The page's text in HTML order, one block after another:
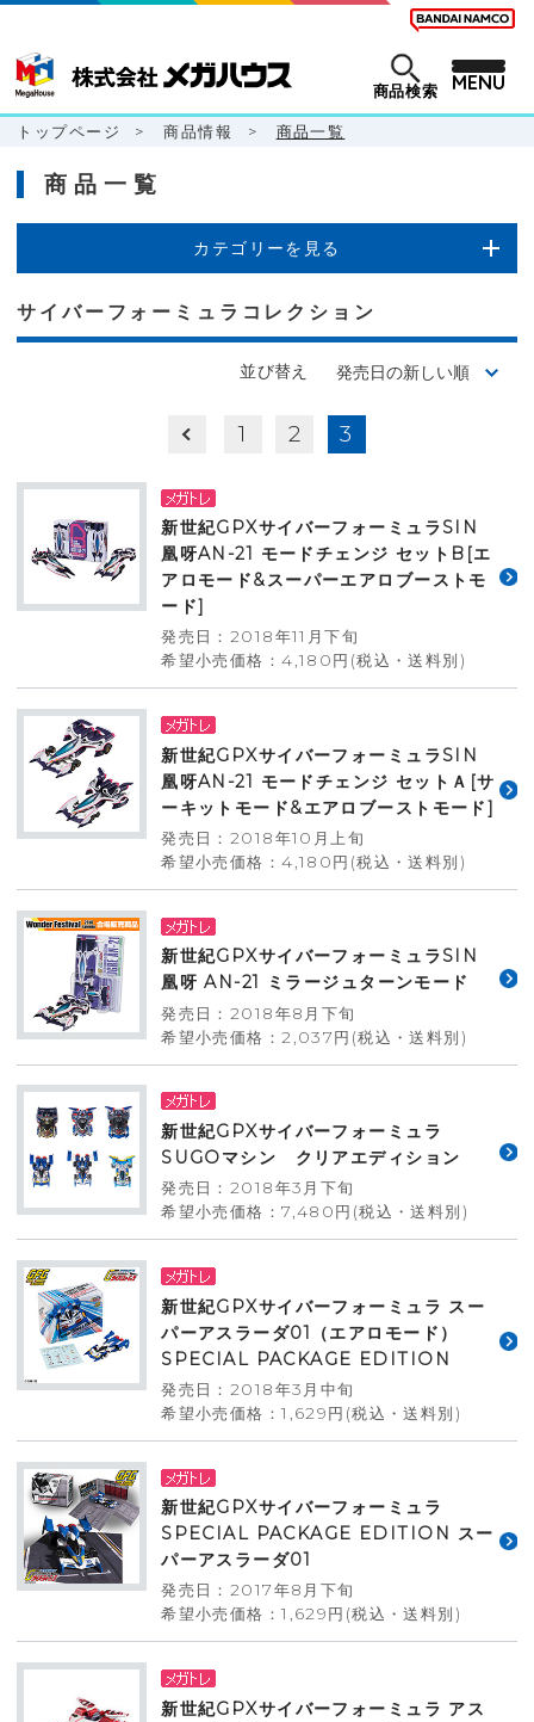
商品検索 MENU
トップページ > 商品情報 > 商品一覧
商品一覧
カテゴリーを見る
サイバーフォーミュラコレクション
並び替え
1 2 3
新世紀GPXサイバーフォーミュラSIN
凰呀AN-21 モードチェンジ セットB[エ
アロモード&スーパーエアロブーストモ
ード]
発売日：2018年11月下旬
希望小売価格：4,180円(税込・送料別)
新世紀GPXサイバーフォーミュラSIN
凰呀AN-21 モードチェンジ セットＡ[サ
ーキットモード&エアロブーストモード]
発売日：2018年10月上旬
希望小売価格：4,180円(税込・送料別)
新世紀GPXサイバーフォーミュラSIN
凰呀 AN-21 ミラージュターンモード
発売日：2018年8月下旬
希望小売価格：2,037円(税込・送料別)
新世紀GPXサイバーフォーミュラ
SUGOマシン クリアエディション
発売日：2018年3月下旬
希望小売価格：7,480円(税込・送料別)
新世紀GPXサイバーフォーミュラ スー
パーアスラーダ01（エアロモード）
SPECIAL PACKAGE EDITION
発売日：2018年3月中旬
希望小売価格：1,629円(税込・送料別)
新世紀GPXサイバーフォーミュラ
SPECIAL PACKAGE EDITION スー
パーアスラーダ01
発売日：2017年8月下旬
希望小売価格：1,629円(税込・送料別)
新世紀GPXサイバーフォーミュラ アス